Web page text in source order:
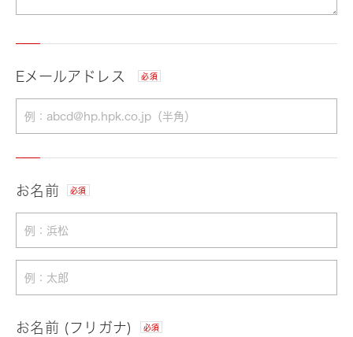
Eメールアドレス 必須
お名前 必須
お名前 (フリガナ) 必須